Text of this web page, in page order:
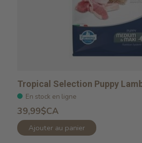
Tropical Selection Puppy
En stock en ligne
39,99$CA
Ajouter au panier